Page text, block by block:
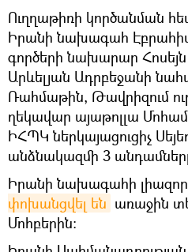
Ուղղաթիռի կործանման
Իրանի նախագահ
գործերի նախարար
Արևելյան Ադրբեջանի
Ռահմաթին, Թավրիզում
ղեկավար այաթոլլա
ԻՀՊԿ ներկայացուցիչ
անձնակազմի 3
Իրանի նախագահի
փոխանցվել են առաջին
Մոհբերին։